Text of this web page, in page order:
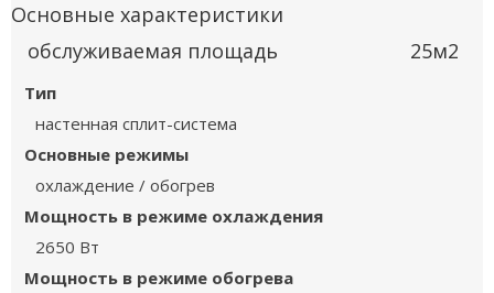
Основные характеристики
обслуживаемая площадь 25м2
Тип
настенная сплит-система
Основные режимы
охлаждение / обогрев
Мощность в режиме охлаждения
2650 Вт
Мощность в режиме обогрева